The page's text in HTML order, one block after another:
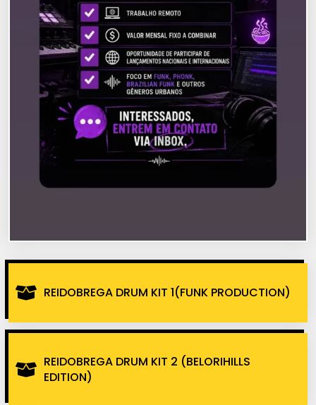
REIDOBREGA DRUM KIT 1(FUNK PRODUCTION)
REIDOBREGA DRUM KIT 2 (BELORIHILLS
EDITION)